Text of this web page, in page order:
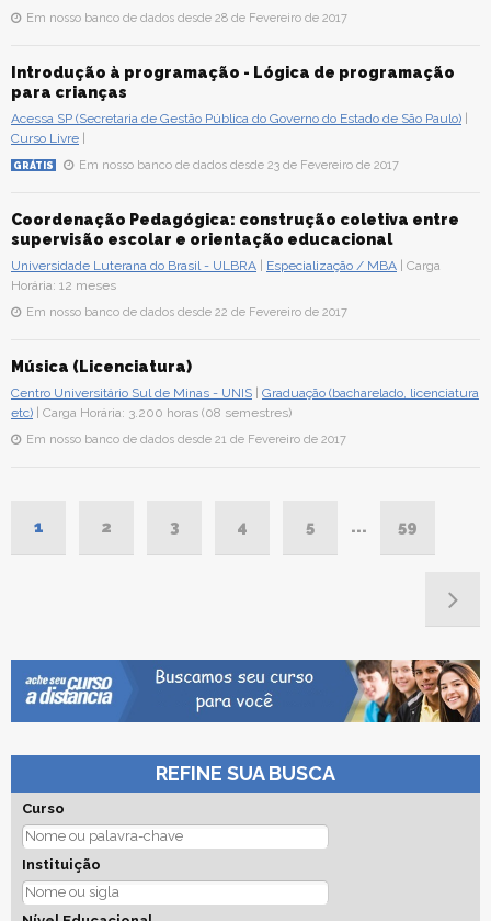
Em nosso banco de dados desde 28 de Fevereiro de 2017
Introdução à programação - Lógica de programação
para crianças
Acessa SP (Secretaria de Gestão Pública do Governo do Estado de São Paulo)
Curso Livre
GRÁTIS Em nosso banco de dados desde 23 de Fevereiro de 2017
Coordenação Pedagógica: construção coletiva entre
supervisão escolar e orientação educacional
Universidade Luterana do Brasil - ULBRA Especialização / MBA | Carga
Horária: 12 meses
Em nosso banco de dados desde 22 de Fevereiro de 2017
Música (Licenciatura)
Centro Universitário Sul de Minas - UNIS
Graduação (bacharelado, licenciatura
etc) | Carga Horária: 3.200 horas (08 semestres)
Em nosso banco de dados desde 21 de Fevereiro de 2017
1 2 3 4 5 ... 59
REFINE SUA BUSCA
Curso
Instituição